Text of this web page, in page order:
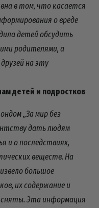
в том, что касается
о вреде
детей обсудить
родителями, а
на эту
детей и подростков
„За мир без
дать людям
и о последствиях,
веществ. На
большое
их содержание и
Эта информация